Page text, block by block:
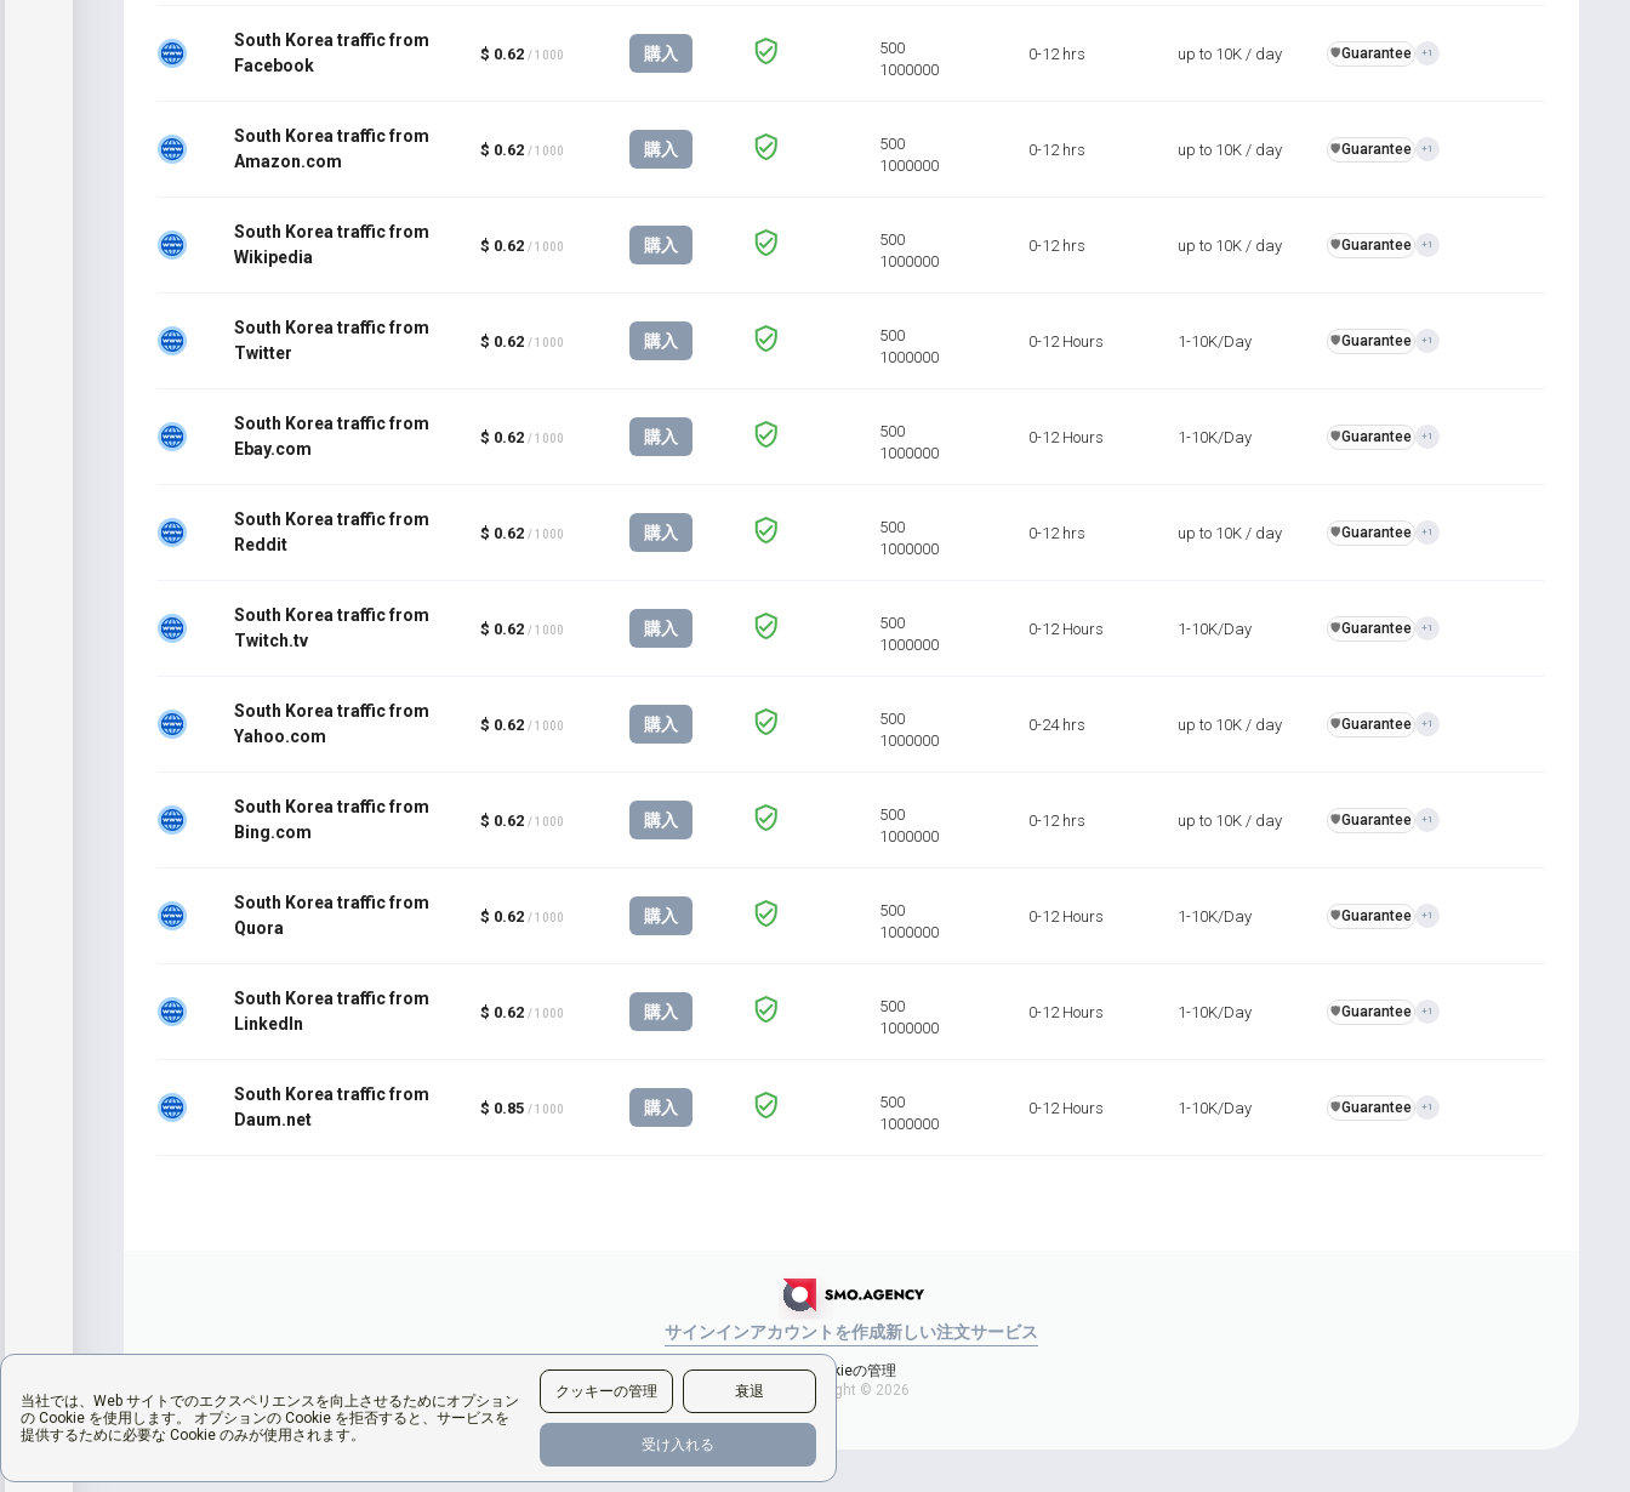
当社では、Web サイトでのエクスペリエンスを向上させるためにオプション
の Cookie を使用します。 オプションの Cookie を拒否すると、サービスを
提供するために必要な Cookie のみが使用されます。
クッキーの管理 衰退
受け入れる
South Korea traffic from
Facebook
$ 0.62 / 1000 購入
500
1000000
0-12 hrs up to 10K / day ️🛡️Guarantee +1
South Korea traffic from
Amazon.com
$ 0.62 / 1000 購入
500
1000000
0-12 hrs up to 10K / day ️🛡️Guarantee +1
South Korea traffic from
Wikipedia
$ 0.62 / 1000 購入
500
1000000
0-12 hrs up to 10K / day ️🛡️Guarantee +1
South Korea traffic from
Twitter
$ 0.62 / 1000 購入
500
1000000
0-12 Hours 1-10K/Day ️🛡️Guarantee +1
South Korea traffic from
Ebay.com
$ 0.62 / 1000 購入
500
1000000
0-12 Hours 1-10K/Day ️🛡️Guarantee +1
South Korea traffic from
Reddit
$ 0.62 / 1000 購入
500
1000000
0-12 hrs up to 10K / day ️🛡️Guarantee +1
South Korea traffic from
Twitch.tv
$ 0.62 / 1000 購入
500
1000000
0-12 Hours 1-10K/Day ️🛡️Guarantee +1
South Korea traffic from
Yahoo.com
$ 0.62 / 1000 購入
500
1000000
0-24 hrs up to 10K / day ️🛡️Guarantee +1
South Korea traffic from
Bing.com
$ 0.62 / 1000 購入
500
1000000
0-12 hrs up to 10K / day ️🛡️Guarantee +1
South Korea traffic from
Quora
$ 0.62 / 1000 購入
500
1000000
0-12 Hours 1-10K/Day ️🛡️Guarantee +1
South Korea traffic from
LinkedIn
$ 0.62 / 1000 購入
500
1000000
0-12 Hours 1-10K/Day ️🛡️Guarantee +1
South Korea traffic from
Daum.net
$ 0.85 / 1000 購入
500
1000000
0-12 Hours 1-10K/Day ️🛡️Guarantee +1
サインインアカウントを作成新しい注文サービス
Cookieの管理
Copyright © 2026